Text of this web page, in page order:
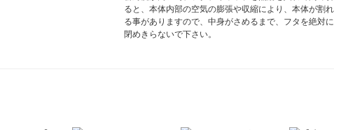
ると、本体内部の空気の膨張や収縮により、本体が割れ
る事がありますので、中身がさめるまで、フタを絶対に
閉めきらないで下さい。